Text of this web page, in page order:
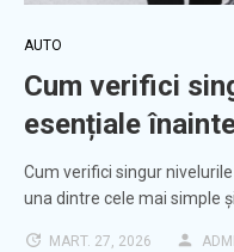
AUTO
Cum verifici
esențiale
Cum verifici singur
una dintre cele mai simple
MART. 27, 2026